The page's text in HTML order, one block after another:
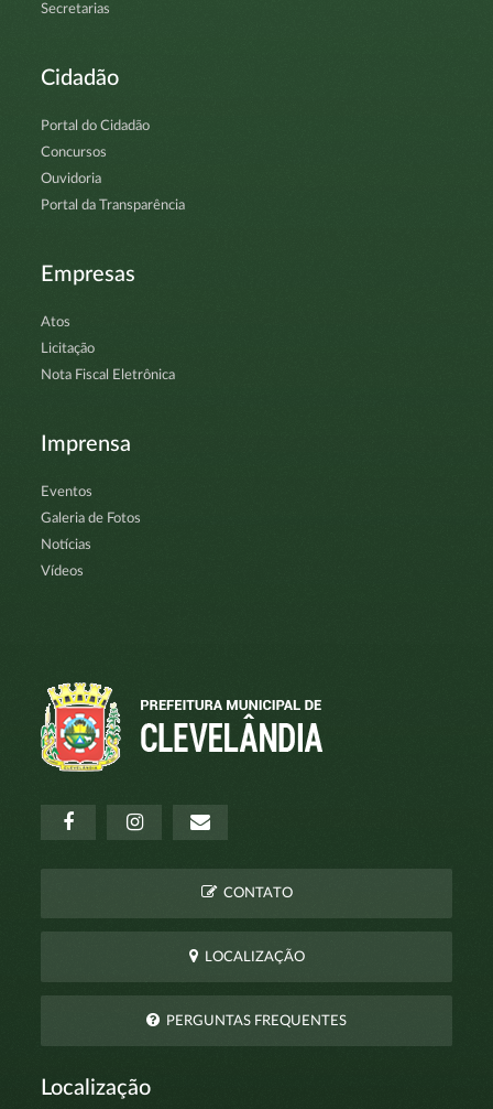
Secretarias
Cidadão
Portal do Cidadão
Concursos
Ouvidoria
Portal da Transparência
Empresas
Atos
Licitação
Nota Fiscal Eletrônica
Imprensa
Eventos
Galeria de Fotos
Notícias
Vídeos
CONTATO
LOCALIZAÇÃO
PERGUNTAS FREQUENTES
Localização